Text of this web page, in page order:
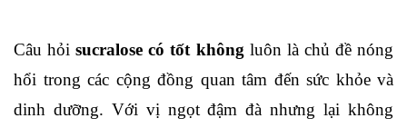
Câu hỏi sucralose có tốt không luôn là chủ đề nóng
hổi trong các cộng đồng quan tâm đến sức khỏe và
dinh dưỡng. Với vị ngọt đậm đà nhưng lại không